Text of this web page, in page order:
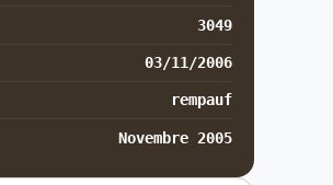
3049
03/11/2006
rempauf
Novembre 2005